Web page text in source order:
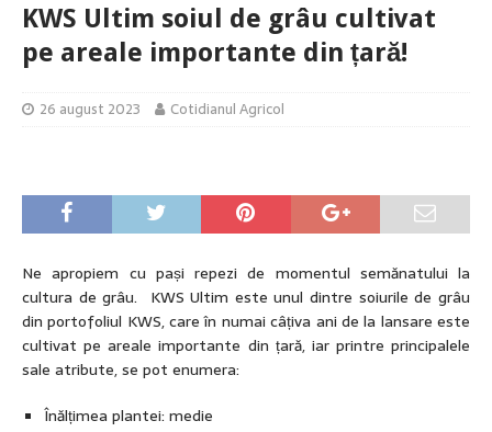
KWS Ultim soiul de grâu cultivat
pe areale importante din țară!
26 august 2023 Cotidianul Agricol
Ne apropiem cu pași repezi de momentul semănatului la
cultura de grâu. KWS Ultim este unul dintre soiurile de grâu
din portofoliul KWS, care în numai câțiva ani de la lansare este
cultivat pe areale importante din țară, iar printre principalele
sale atribute, se pot enumera:
Înălțimea plantei: medie